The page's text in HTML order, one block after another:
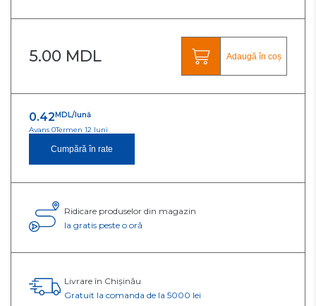
5.00 MDL Adaugă în coș
0.42 MDL/lună
Avans 0Termen 12 luni
Cumpără în rate
Ridicare produselor din magazin
Ia gratis peste o oră
Livrare în Chișinău
Gratuit la comanda de la 5000 lei